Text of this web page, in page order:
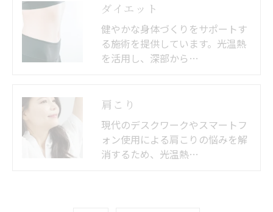
ダイエット
健やかな身体づくりをサポートす
る施術を提供しています。光温熱
を活用し、深部から…
肩こり
現代のデスクワークやスマートフ
ォン使用による肩こりの悩みを解
消するため、光温熱…